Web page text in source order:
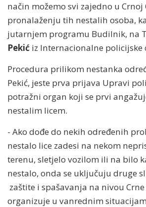
način možemo svi zajedno u Crnoj
pronalaženju tih nestalih osoba,
jutarnjem programu Budilnik, na
Pekić iz Internacionalne policijske
Procedura prilikom nestanka
Pekić, jeste prva prijava Upravi
potražni organ koji se prvi
nestalim licem.
- Ako dođe do nekih određenih
nestalo lice zadesi na nekom
terenu, sletjelo vozilom ili na bilo
nestalo, onda se uključuju druge
zaštite i spašavanja na nivou Crne
organizuje u vanrednim